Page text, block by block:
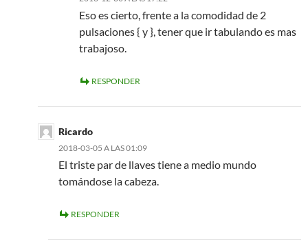
Eso es cierto, frente a la comodidad de 2
pulsaciones { y }, tener que ir tabulando es mas
trabajoso.
RESPONDER
Ricardo
2018-03-05 A LAS 01:09
El triste par de llaves tiene a medio mundo
tomándose la cabeza.
RESPONDER